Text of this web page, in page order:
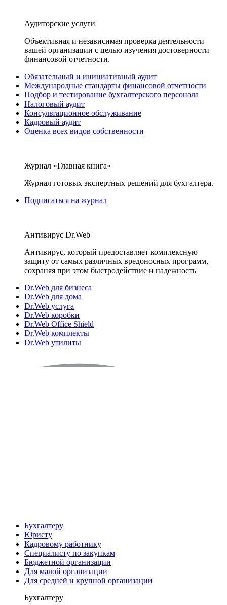
Аудиторские услуги
Объективная и независимая проверка деятельности
вашей организации с целью изучения достоверности
финансовой отчетности.
Обязательный и инициативный аудит
Международные стандарты финансовой отчетности
Подбор и тестирование бухгалтерского персонала
Налоговый аудит
Консультационное обслуживание
Кадровый аудит
Оценка всех видов собственности
Журнал «Главная книга»
Журнал готовых экспертных решений для бухгалтера.
Подписаться на журнал
Антивирус Dr.Web
Антивирус, который предоставляет комплексную
защиту от самых различных вредоносных программ,
сохраняя при этом быстродействие и надежность
Dr.Web для бизнеса
Dr.Web для дома
Dr.Web услуга
Dr.Web коробки
Dr.Web Office Shield
Dr.Web комплекты
Dr.Web утилиты
Бухгалтеру
Юристу
Кадровому работнику
Специалисту по закупкам
Бюджетной организации
Для малой организации
Для средней и крупной организации
Бухгалтеру